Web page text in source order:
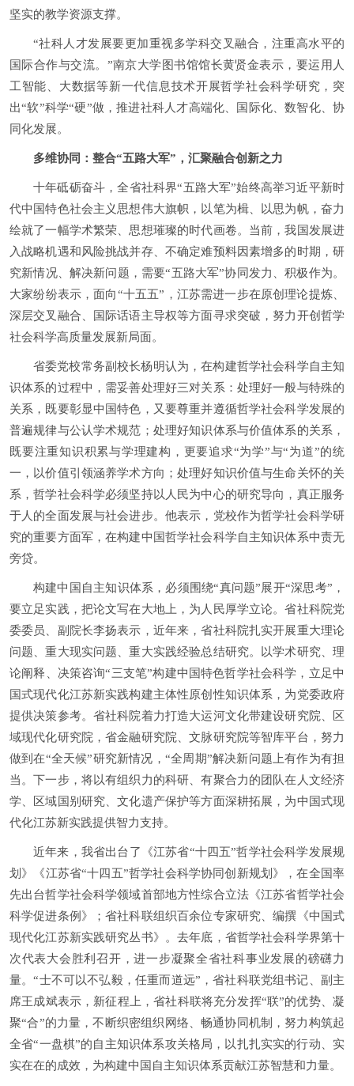
坚实的教学资源支撑。
“社科人才发展要更加重视多学科交叉融合，注重高水平的
国际合作与交流。”南京大学图书馆馆长黄贤金表示，要运用人
工智能、大数据等新一代信息技术开展哲学社会科学研究，突
出“软”科学“硬”做，推进社科人才高端化、国际化、数智化、协
同化发展。
多维协同：整合“五路大军”，汇聚融合创新之力
十年砥砺奋斗，全省社科界“五路大军”始终高举习近平新时
代中国特色社会主义思想伟大旗帜，以笔为楫、以思为帆，奋力
绘就了一幅学术繁荣、思想璀璨的时代画卷。当前，我国发展进
入战略机遇和风险挑战并存、不确定难预料因素增多的时期，研
究新情况、解决新问题，需要“五路大军”协同发力、积极作为。
大家纷纷表示，面向“十五五”，江苏需进一步在原创理论提炼、
深层交叉融合、国际话语主导权等方面寻求突破，努力开创哲学
社会科学高质量发展新局面。
省委党校常务副校长杨明认为，在构建哲学社会科学自主知
识体系的过程中，需妥善处理好三对关系：处理好一般与特殊的
关系，既要彰显中国特色，又要尊重并遵循哲学社会科学发展的
普遍规律与公认学术规范；处理好知识体系与价值体系的关系，
既要注重知识积累与学理建构，更要追求“为学”与“为道”的统
一，以价值引领涵养学术方向；处理好知识价值与生命关怀的关
系，哲学社会科学必须坚持以人民为中心的研究导向，真正服务
于人的全面发展与社会进步。他表示，党校作为哲学社会科学研
究的重要方面军，在构建中国哲学社会科学自主知识体系中责无
旁贷。
构建中国自主知识体系，必须围绕“真问题”展开“深思考”，
要立足实践，把论文写在大地上，为人民厚学立论。省社科院党
委委员、副院长李扬表示，近年来，省社科院扎实开展重大理论
问题、重大现实问题、重大实践经验总结研究。以学术研究、理
论阐释、决策咨询“三支笔”构建中国特色哲学社会科学，立足中
国式现代化江苏新实践构建主体性原创性知识体系，为党委政府
提供决策参考。省社科院着力打造大运河文化带建设研究院、区
域现代化研究院，省金融研究院、文脉研究院等智库平台，努力
做到在“全天候”研究新情况，“全周期”解决新问题上有作为有担
当。下一步，将以有组织力的科研、有聚合力的团队在人文经济
学、区域国别研究、文化遗产保护等方面深耕拓展，为中国式现
代化江苏新实践提供智力支持。
近年来，我省出台了《江苏省“十四五”哲学社会科学发展规
划》《江苏省“十四五”哲学社会科学协同创新规划》，在全国率
先出台哲学社会科学领域首部地方性综合立法《江苏省哲学社会
科学促进条例》；省社科联组织百余位专家研究、编撰《中国式
现代化江苏新实践研究丛书》。去年底，省哲学社会科学界第十
次代表大会胜利召开，进一步凝聚全省社科事业发展的磅礴力
量。“士不可以不弘毅，任重而道远”，省社科联党组书记、副主
席王成斌表示，新征程上，省社科联将充分发挥“联”的优势、凝
聚“合”的力量，不断织密组织网络、畅通协同机制，努力构筑起
全省“一盘棋”的自主知识体系攻关格局，以扎扎实实的行动、实
实在在的成效，为构建中国自主知识体系贡献江苏智慧和力量。